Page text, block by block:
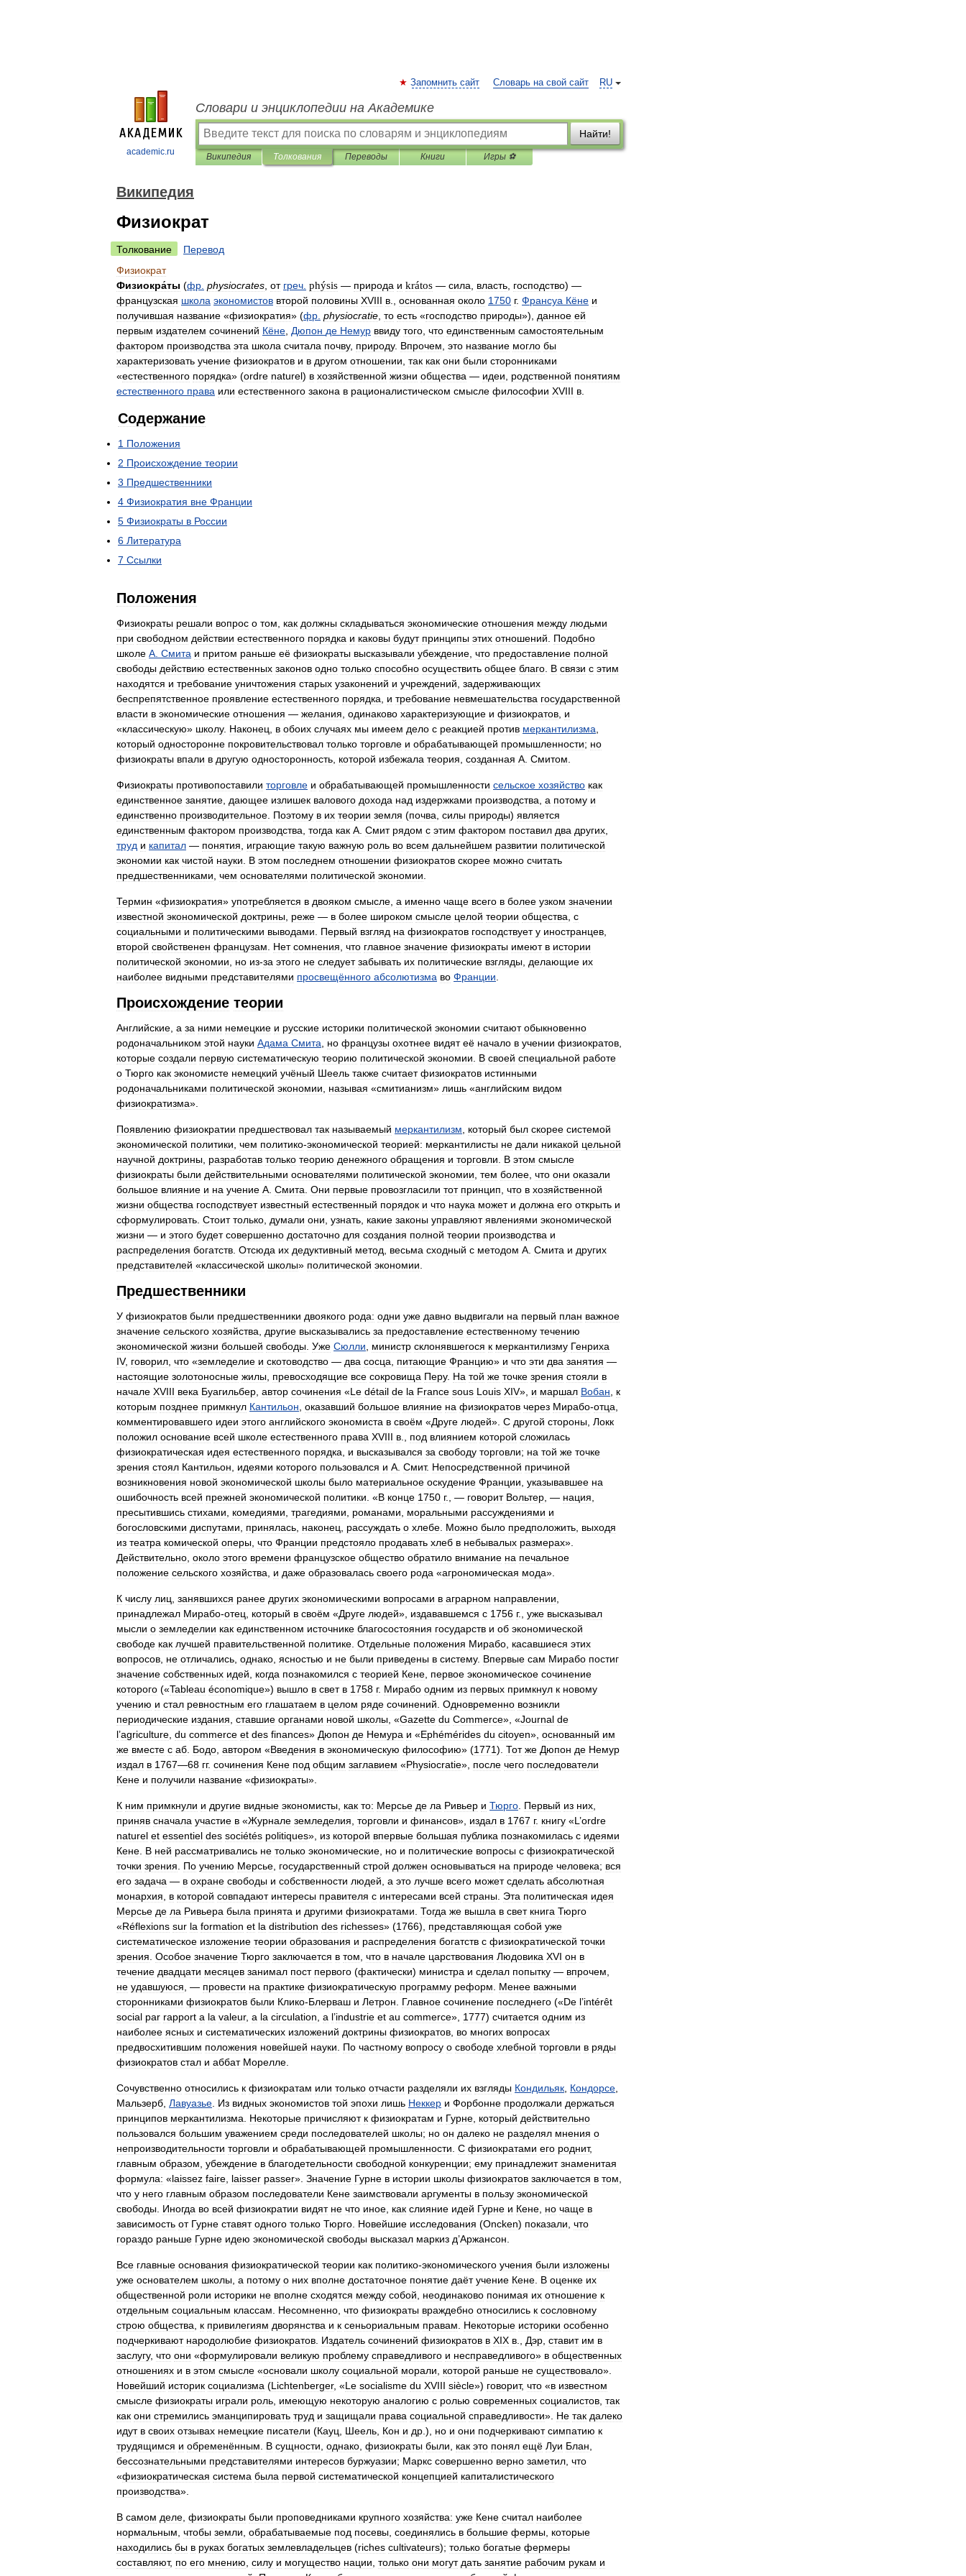
academic.ru
RU
Запомнить сайт Словарь на свой сайт
Словари и энциклопедии на Академике
Найти!
Википедия Толкования Переводы Книги Игры ⚽
Википедия
Физиократ
Толкование
Перевод
Физиократ
Физиокра́ты (фр physiocrates от греч phýsis — природа и krátos — сила власть господство) —
французская школа экономистов второй половины XVIII в основанная около 1750 г. Франсуа Кёне и
получившая название «физиократия» (фр physiocratie то есть «господство природы»), данное ей
первым издателем сочинений Кёне Дюпон де Немур ввиду того что единственным самостоятельным
фактором производства эта школа считала почву, природу. Впрочем это название могло бы
характеризовать учение физиократов и в другом отношении так как они были сторонниками
«естественного порядка» (ordre naturel) в хозяйственной жизни общества — идеи родственной понятиям
естественного права или естественного закона в рационалистическом смысле философии XVIII в
Содержание
1 Положения
2 Происхождение теории
3 Предшественники
4 Физиократия вне Франции
5 Физиократы в России
6 Литература
7 Ссылки
Положения
Физиократы решали вопрос о том как должны складываться экономические отношения между людьми
при свободном действии естественного порядка и каковы будут принципы этих отношений
Подобно
школе А Смита и притом раньше её физиократы высказывали убеждение что предоставление полной
свободы действию естественных законов одно только способно осуществить общее благо В связи с этим
находятся и требование уничтожения старых узаконений и учреждений задерживающих
беспрепятственное проявление естественного порядка и требование невмешательства государственной
власти в экономические отношения — желания одинаково характеризующие и физиократов и
«классическую» школу. Наконец в обоих случаях мы имеем дело с реакцией против меркантилизма
который односторонне покровительствовал только торговле и обрабатывающей промышленности; но
физиократы впали в другую односторонность которой избежала теория созданная А Смитом
Физиократы противопоставили торговле и обрабатывающей промышленности сельское хозяйство как
единственное занятие дающее излишек валового дохода над издержками производства а потому и
единственно производительное Поэтому в их теории земля (почва силы природы) является
единственным фактором производства тогда как А Смит рядом с этим фактором поставил два других
труд и капитал — понятия играющие такую важную роль во всем дальнейшем развитии политической
экономии как чистой науки В этом последнем отношении физиократов скорее можно считать
предшественниками чем основателями политической экономии
Термин «физиократия» употребляется в двояком смысле а именно чаще всего в более узком значении
известной экономической доктрины реже — в более широком смысле целой теории общества с
социальными и политическими выводами Первый взгляд на физиократов господствует у иностранцев
второй свойственен французам Нет сомнения что главное значение физиократы имеют в истории
политической экономии но из-за этого не следует забывать их политические взгляды делающие их
наиболее видными представителями просвещённого абсолютизма во Франции
Происхождение теории
Английские а за ними немецкие и русские историки политической экономии считают обыкновенно
родоначальником этой науки Адама Смита но французы охотнее видят её начало в учении физиократов
которые создали первую систематическую теорию политической экономии В своей специальной работе
о Тюрго как экономисте немецкий учёный Шеель также считает физиократов истинными
родоначальниками политической экономии называя «смитианизм» лишь «английским видом
физиократизма».
Появлению физиократии предшествовал так называемый меркантилизм который был скорее системой
экономической политики чем политико-экономической теорией: меркантилисты не дали никакой цельной
научной доктрины разработав только теорию денежного обращения и торговли В этом смысле
физиократы были действительными основателями политической экономии тем более что они оказали
большое влияние и на учение А Смита Они первые провозгласили тот принцип что в хозяйственной
жизни общества господствует известный естественный порядок и что наука может и должна его открыть и
сформулировать Стоит только думали они узнать какие законы управляют явлениями экономической
жизни — и этого будет совершенно достаточно для создания полной теории производства и
распределения богатств Отсюда их дедуктивный метод весьма сходный с методом А Смита и других
представителей «классической школы» политической экономии
Предшественники
У физиократов были предшественники двоякого рода: одни уже давно выдвигали на первый план важное
значение сельского хозяйства другие высказывались за предоставление естественному течению
экономической жизни большей свободы Уже Сюлли министр склонявшегося к меркантилизму Генриха
IV, говорил что «земледелие и скотоводство — два сосца питающие Францию» и что эти два занятия —
настоящие золотоносные жилы превосходящие все сокровища Перу. На той же точке зрения стояли в
начале XVIII века Буагильбер автор сочинения «Le détail de la France sous Louis XIV», и маршал Вобан
к
которым позднее примкнул Кантильон оказавший большое влияние на физиократов через Мирабо-отца
комментировавшего идеи этого английского экономиста в своём «Друге людей». С другой стороны Локк
положил основание всей школе естественного права XVIII в под влиянием которой сложилась
физиократическая идея естественного порядка и высказывался за свободу торговли; на той же точке
зрения стоял Кантильон идеями которого пользовался и А Смит. Непосредственной причиной
возникновения новой экономической школы было материальное оскудение Франции указывавшее на
ошибочность всей прежней экономической политики . «В конце 1750 г., — говорит Вольтер , — нация
пресытившись стихами комедиями трагедиями романами моральными рассуждениями и
богословскими диспутами принялась наконец рассуждать о хлебе Можно было предположить выходя
из театра комической оперы что Франции предстояло продавать хлеб в небывалых размерах».
Действительно около этого времени французское общество обратило внимание на печальное
положение сельского хозяйства и даже образовалась своего рода «агрономическая мода».
К числу лиц занявшихся ранее других экономическими вопросами в аграрном направлении
принадлежал Мирабо-отец который в своём «Друге людей», издававшемся с 1756 г., уже высказывал
мысли о земледелии как единственном источнике благосостояния государств и об экономической
свободе как лучшей правительственной политике Отдельные положения Мирабо касавшиеся этих
вопросов не отличались однако ясностью и не были приведены в систему. Впервые сам Мирабо постиг
значение собственных идей когда познакомился с теорией Кене первое экономическое сочинение
которого («Tableau économique») вышло в свет в 1758 г. Мирабо одним из первых примкнул к новому
учению и стал ревностным его глашатаем в целом ряде сочинений Одновременно возникли
периодические издания ставшие органами новой школы , «Gazette du Commerce», «Journal de
l’agriculture du commerce et des finances» Дюпон де Немура и «Ephémérides du citoyen», основанный им
же вместе с аб Бодо автором «Введения в экономическую философию» (1771). Тот же Дюпон де Немур
издал в 1767—68 гг. сочинения Кене под общим заглавием «Physiocratie», после чего последователи
Кене и получили название «физиократы».
К ним примкнули и другие видные экономисты как то: Мерсье де ла Ривьер и Тюрго Первый из них
приняв сначала участие в «Журнале земледелия торговли и финансов», издал в 1767 г. книгу «L ’ordre
naturel et essentiel des sociétés politiques», из которой впервые большая публика познакомилась с идеями
Кене В ней рассматривались не только экономические но и политические вопросы с физиократической
точки зрения По учению Мерсье государственный строй должен основываться на природе человека; вся
его задача — в охране свободы и собственности людей а это лучше всего может сделать абсолютная
монархия
в которой совпадают интересы правителя с интересами всей страны Эта политическая идея
Мерсье де ла Ривьера была принята и другими физиократами Тогда же вышла в свет книга Тюрго
«Réflexions sur la formation et la distribution des richesses» (1766), представляющая собой уже
систематическое изложение теории образования и распределения богатств с физиократической точки
зрения Особое значение Тюрго заключается в том что в начале царствования Людовика XVI он в
течение двадцати месяцев занимал пост первого (фактически) министра и сделал попытку — впрочем
не удавшуюся , — провести на практике физиократическую программу реформ Менее важными
сторонниками физиократов были Клико-Блерваш и Летрон Главное сочинение последнего («De l’intérêt
social par rapport а la valeur, а la circulation а l’industrie et au commerce», 1777) считается одним из
наиболее ясных и систематических изложений доктрины физиократов во многих вопросах
предвосхитившим положения новейшей науки По частному вопросу о свободе хлебной торговли в ряды
физиократов стал и аббат Морелле
Сочувственно относились к физиократам или только отчасти разделяли их взгляды Кондильяк Кондорсе
Мальзерб Лавуазье Из видных экономистов той эпохи лишь Неккер и Форбонне продолжали держаться
принципов меркантилизма Некоторые причисляют к физиократам и Гурне который действительно
пользовался большим уважением среди последователей школы; но он далеко не разделял мнения о
непроизводительности торговли и обрабатывающей промышленности С физиократами его роднит,
главным образом убеждение в благодетельности свободной конкуренции; ему принадлежит знаменитая
формула: «laissez faire laisser passer». Значение Гурне в истории школы физиократов заключается в том
что у него главным образом последователи Кене заимствовали аргументы в пользу экономической
свободы Иногда во всей физиократии видят не что иное как слияние идей Гурне и Кене но чаще в
зависимость от Гурне ставят одного только Тюрго Новейшие исследования (Oncken) показали что
гораздо раньше Гурне идею экономической свободы высказал маркиз д’Аржансон
Все главные основания физиократической теории как политико-экономического учения были изложены
уже основателем школы а потому о них вполне достаточное понятие даёт учение Кене В оценке их
общественной роли историки не вполне сходятся между собой неодинаково понимая их отношение к
отдельным социальным классам Несомненно что физиократы враждебно относились к сословному
строю общества к привилегиям дворянства и к сеньориальным правам Некоторые историки особенно
подчеркивают народолюбие физиократов Издатель сочинений физиократов в XIX в Дэр ставит им в
заслугу, что они «формулировали великую проблему справедливого и несправедливого» в общественных
отношениях и в этом смысле «основали школу социальной морали которой раньше не существовало».
Новейший историк социализма (Lichtenberger, «Le socialisme du XVIII siècle») говорит, что «в известном
смысле физиократы играли роль имеющую некоторую аналогию с ролью современных социалистов так
как они стремились эманципировать труд и защищали права социальной справедливости». Не так далеко
идут в своих отзывах немецкие писатели (Кауц Шеель Кон и др .), но и они подчеркивают симпатию к
трудящимся и обременённым В сущности однако физиократы были как это понял ещё Луи Блан
бессознательными представителями интересов буржуазии; Маркс совершенно верно заметил что
«физиократическая система была первой систематической концепцией капиталистического
производства».
В самом деле физиократы были проповедниками крупного хозяйства: уже Кене считал наиболее
нормальным чтобы земли обрабатываемые под посевы соединялись в большие фермы которые
находились бы в руках богатых землевладельцев (riches cultivateurs); только богатые фермеры
составляют, по его мнению силу и могущество нации только они могут дать занятие рабочим рукам и